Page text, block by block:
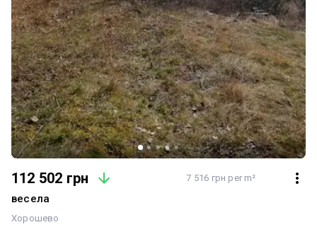
112 502 грн 7 516 грн per m²
весела
Хорошево